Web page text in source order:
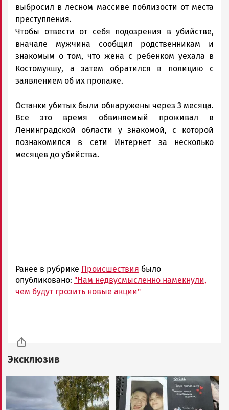
выбросил в лесном массиве поблизости от места
преступления.
Чтобы отвести от себя подозрения в убийстве,
вначале мужчина сообщил родственникам и
знакомым о том, что жена с ребенком уехала в
Костомукшу, а затем обратился в полицию с
заявлением об их пропаже.
Останки убитых были обнаружены через 3 месяца.
Все это время обвиняемый проживал в
Ленинградской области у знакомой, с которой
познакомился в сети Интернет за несколько
месяцев до убийства.
Ранее в рубрике Происшествия было
опубликовано: "Нам недвусмысленно намекнули,
чем будут грозить новые акции"
Эксклюзив
Image